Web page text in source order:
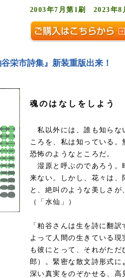
2003年7月第1刷 2023年8
栄市詩集』新装重版出来！
魂のはなしをしよう
私以外には、誰も知らな
ころを、私は知っている。
恐怖のようなところだ。
湿原と呼ぶのであろう。
来ない。しかし、花々は、
と、絶叫のような美しさが
（「水仙」）
「粕谷さんは生を詩に翻
よって人間の生きている現
も彼にとって、それがた
郎）。緊密な散文詩形式に
深い真実をのぞかせる、